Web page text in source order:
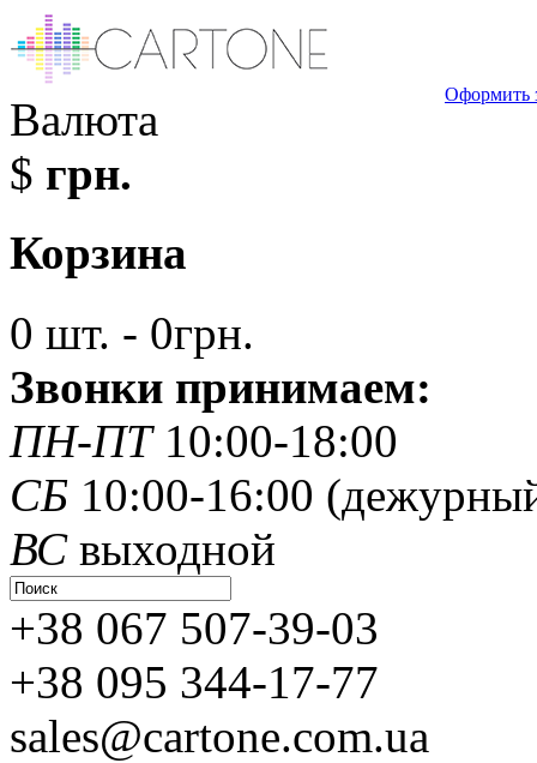
Валюта
$ грн.
Корзина
0 шт. - 0грн.
Оформить
Звонки принимаем:
ПН-ПТ10:00-18:00
СБ 10:00-16:00
ВСвыходной
+38 067 507-39-03
+38 095 344-17-77
sales@cartone.com.ua